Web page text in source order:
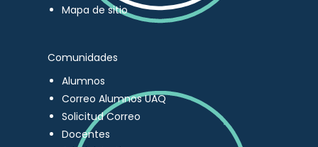
Mapa de sitio
Comunidades
Alumnos
Correo Alumnos UAQ
Solicitud Correo
Docentes